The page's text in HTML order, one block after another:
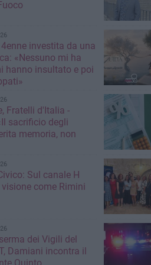
investita da una
«Nessuno mi ha
Fratelli d'Italia -
sacrificio degli
memoria, non
Sul canale H
visione come Rimini
dei Vigili del
Damiani incontra il